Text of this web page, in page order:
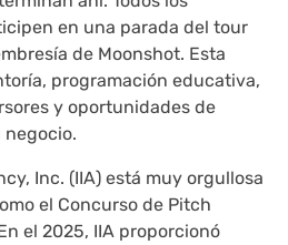
en una parada del tour
de Moonshot. Esta
programación educativa,
y oportunidades de
Inc. (IIA) está muy orgullosa
el Concurso de Pitch
el 2025, IIA proporcionó